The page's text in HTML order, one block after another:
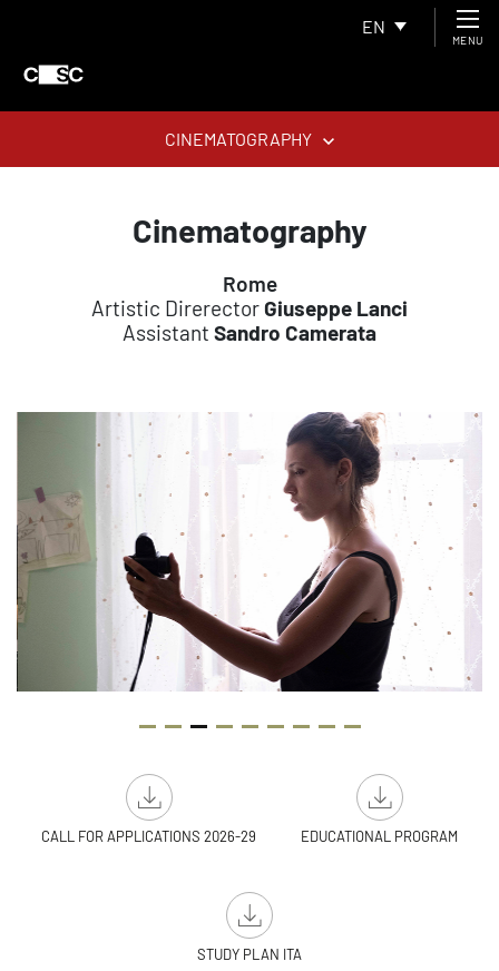
EN
MENU
CINEMATOGRAPHY
Cinematography
Rome
Artistic DirerectorGiuseppe Lanci
Assistant Sandro Camerata
CALL FOR APPLICATIONS 2026-29 EDUCATIONAL PROGRAM
STUDY PLAN ITA